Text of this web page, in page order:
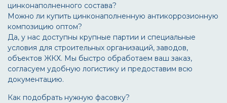
цинконаполненного состава?
Можно ли купить цинконаполненную антикоррозионную
композицию оптом?
Да, у нас доступны крупные партии и специальные
условия для строительных организаций, заводов,
объектов ЖКХ. Мы быстро обработаем ваш заказ,
согласуем удобную логистику и предоставим всю
документацию.
Как подобрать нужную фасовку?